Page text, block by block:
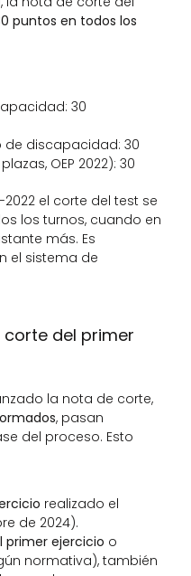
puntos en todos los
30
de discapacidad: 30
OEP 2022): 30
el corte del test se
los turnos, cuando en
más. Es
el sistema de
corte del primer
la nota de corte,
, pasan
del proceso. Esto
realizado el
de 2024).
primer ejercicio
normativa), también